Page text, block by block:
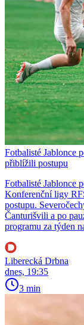
Fotbalisté Jablonce
přiblížili postupu
Fotbalisté Jablonce
Konferenční ligy
postupu.
Čanturišvili a po
programu za týden
Liberecká Drbna
dnes, 19:35
3 min